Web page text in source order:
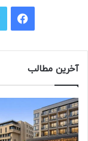
آخرین مطالب